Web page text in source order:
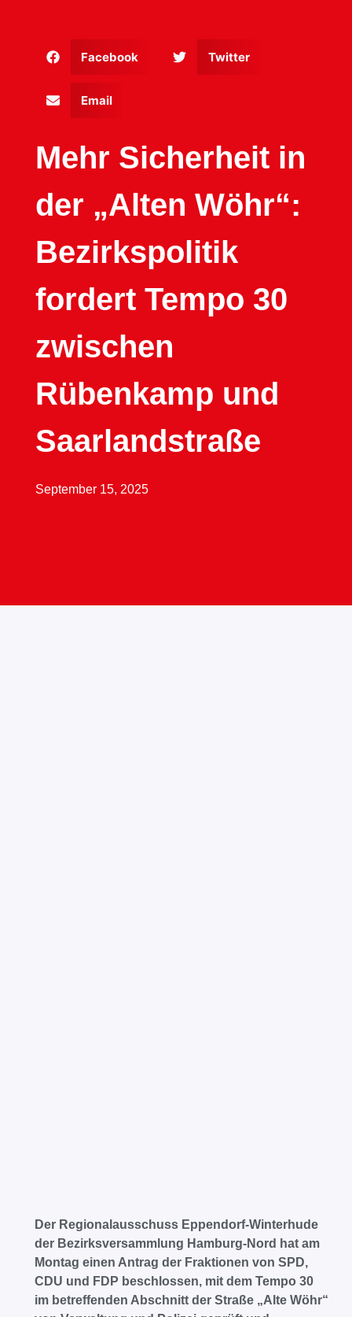
Facebook Twitter
Email
Mehr Sicherheit in
der „Alten Wöhr“:
Bezirkspolitik
fordert Tempo 30
zwischen
Rübenkamp und
Saarlandstraße
September 15, 2025
Der Regionalausschuss Eppendorf-Winterhude
der Bezirksversammlung Hamburg-Nord hat am
Montag einen Antrag der Fraktionen von SPD,
CDU und FDP beschlossen, mit dem Tempo 30
im betreffenden Abschnitt der Straße „Alte Wöhr“